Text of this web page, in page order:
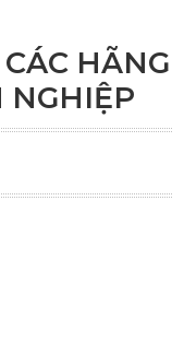
HÃNG
NGHIỆP